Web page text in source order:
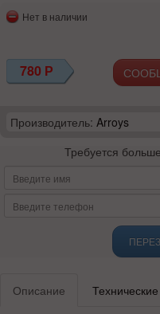
Нет в наличии
780 Р
Производитель: Arroys
Требуется
Описание